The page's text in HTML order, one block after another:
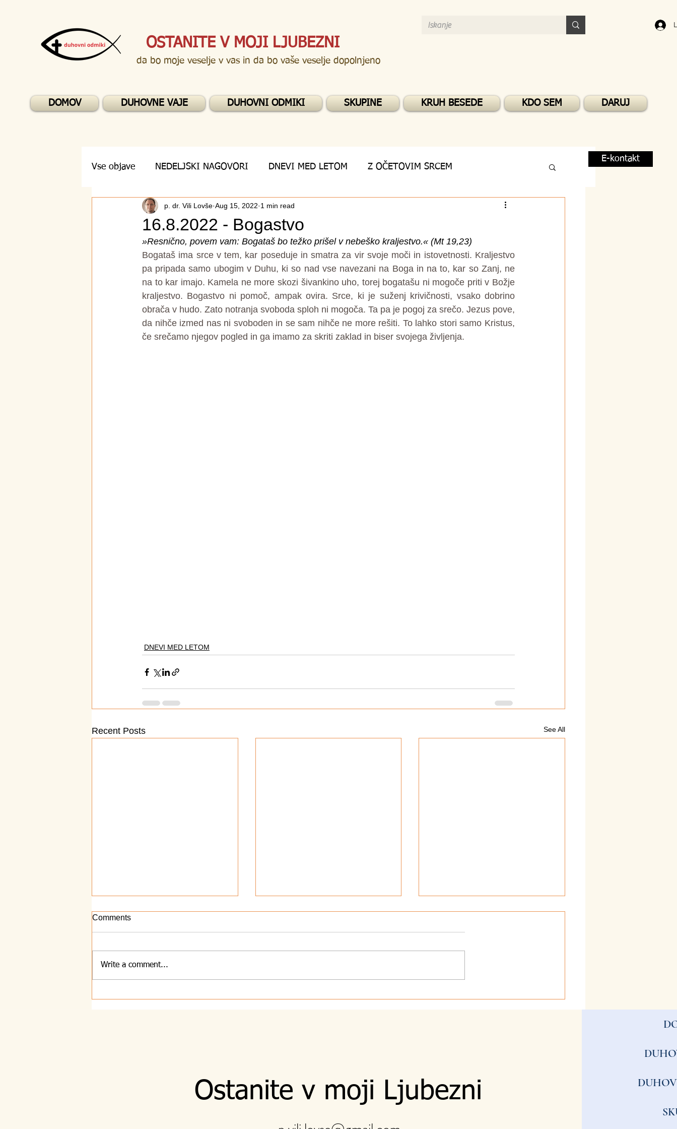
OSTANITE V MOJI LJUBEZNI
da bo moje veselje v vas in da bo vaše veselje dopolnjeno
DOMOV DUHOVNE VAJE DUHOVNI ODMIKI SKUPINE KRUH BESEDE KDO SEM DARUJ
Vse objave NEDELJSKI NAGOVORI DNEVI MED LETOM Z OČETOVIM SRCEM
DUHOVNA VPRAŠANJA
16.8.2022 - Bogastvo
p. dr. Vili Lovše Aug 15, 2022 1 min read
»Resnično, povem vam: Bogataš bo težko prišel v nebeško kraljestvo.« (Mt 19,23)
Bogataš ima srce v tem, kar poseduje in smatra za vir svoje moči in istovetnosti. Kraljestvo
pa pripada samo ubogim v Duhu, ki so nad vse navezani na Boga in na to, kar so Zanj, ne
na to kar imajo. Kamela ne more skozi šivankino uho, torej bogatašu ni mogoče priti v Božje
kraljestvo. Bogastvo ni pomoč, ampak ovira. Srce, ki je suženj krivičnosti, vsako dobrino
obrača v hudo. Zato notranja svoboda sploh ni mogoča. Ta pa je pogoj za srečo. Jezus pove,
da nihče izmed nas ni svoboden in se sam nihče ne more rešiti. To lahko stori samo Kristus,
če srečamo njegov pogled in ga imamo za skriti zaklad in biser svojega življenja.
DNEVI MED LETOM
Recent Posts See All
8.8.2026 - Majhna
Comments
Write a comment...
E-kontakt
Ostanite v moji Ljubezni